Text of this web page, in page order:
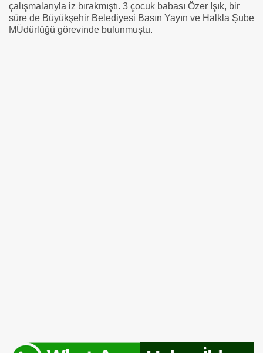
çalışmalarıyla iz bırakmıştı. 3 çocuk babası Özer Işık, bir
süre de Büyükşehir Belediyesi Basın Yayın ve Halkla Şube
MÜdürlüğü görevinde bulunmuştu.